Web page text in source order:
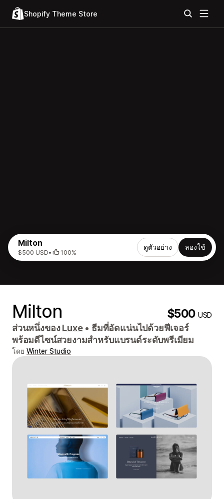
Shopify Theme Store
Milton
$500 USD• 100%
ดูตัวอย่าง ลองใช้
Milton $500USD
ส่วนหนึ่งของLuxe • ธีมที่อัดแน่นไปด้วยฟีเจอร์
พร้อมดีไซน์สวยงามสำหรับแบรนด์ระดับพรีเมียม
โดย Winter Studio